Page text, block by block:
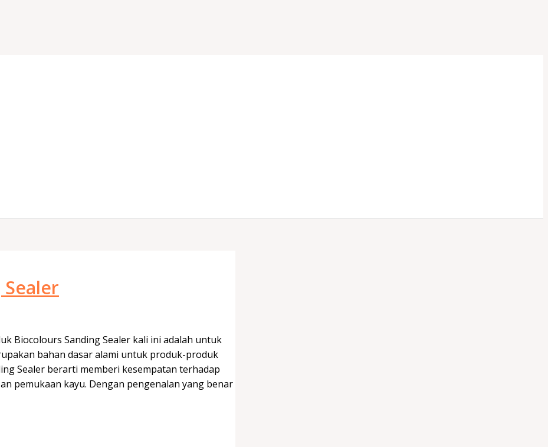
Biocolours Sanding Sealer kali ini adalah untuk
bahan dasar alami untuk produk-produk
Sealer berarti memberi kesempatan terhadap
pemukaan kayu. Dengan pengenalan yang benar